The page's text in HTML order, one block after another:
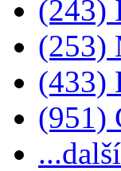
(243)
(253)
(433)
(951)
...další